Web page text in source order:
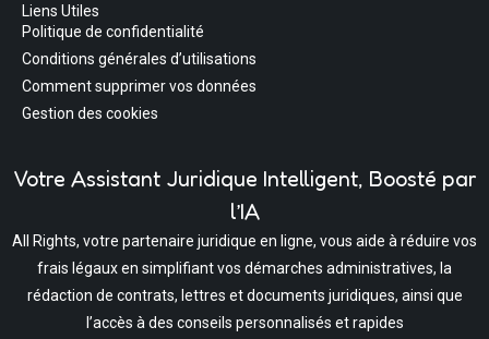
Liens Utiles
Politique de confidentialité
Conditions générales d’utilisations
Comment supprimer vos données
Gestion des cookies
Votre Assistant Juridique Intelligent, Boosté par
l’IA
All Rights, votre partenaire juridique en ligne, vous aide à réduire vos
frais légaux en simplifiant vos démarches administratives, la
rédaction de contrats, lettres et documents juridiques, ainsi que
l’accès à des conseils personnalisés et rapides